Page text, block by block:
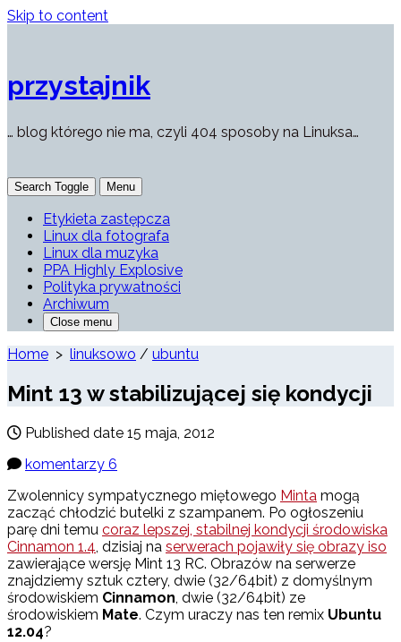
Skip to content
przystajnik
… blog którego nie ma, czyli 404 sposoby na Linuksa…
Search Toggle Menu
Etykieta zastępcza
Linux dla fotografa
Linux dla muzyka
PPA Highly Explosive
Polityka prywatności
Archiwum
Close menu
Home > linuksowo / ubuntu
Mint 13 w stabilizującej się kondycji
Published date 15 maja, 2012
komentarzy 6
Zwolennicy sympatycznego miętowego Minta mogą
zacząć chłodzić butelki z szampanem. Po ogłoszeniu
parę dni temu coraz lepszej, stabilnej kondycji środowiska
Cinnamon 1.4, dzisiaj na serwerach pojawiły się obrazy iso
zawierające wersję Mint 13 RC. Obrazów na serwerze
znajdziemy sztuk cztery, dwie (32/64bit) z domyślnym
środowiskiem Cinnamon, dwie (32/64bit) ze
środowiskiem Mate. Czym uraczy nas ten remix Ubuntu
12.04?